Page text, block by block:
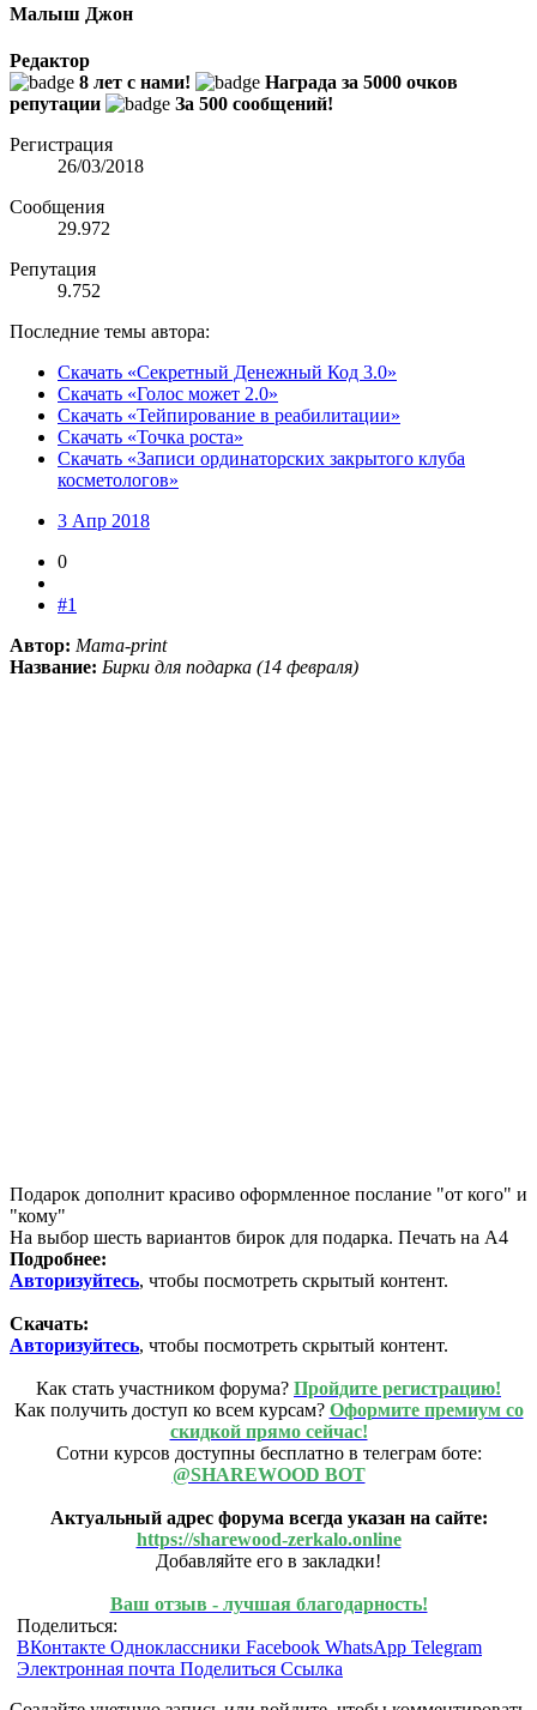
Малыш Джон
Редактор
8 лет с нами!
Награда за 5000 очков
репутации
За 500 сообщений!
Регистрация
26/03/2018
Сообщения
29.972
Репутация
9.752
Последние темы автора:
Скачать «Секретный Денежный Код 3.0»
Скачать «Голос может 2.0»
Скачать «Тейпирование в реабилитации»
Скачать «Точка роста»
Скачать «Записи ординаторских закрытого клуба
косметологов»
3 Апр 2018
0
#1
Автор: Mama-print
Название: Бирки для подарка (14 февраля)
Подарок дополнит красиво оформленное послание "от кого" и
"кому"
На выбор шесть вариантов бирок для подарка. Печать на А4
Подробнее:
Авторизуйтесь, чтобы посмотреть скрытый контент.
Скачать:
Авторизуйтесь, чтобы посмотреть скрытый контент.
Как стать участником форума? Пройдите регистрацию!
Как получить доступ ко всем курсам? Оформите премиум со
скидкой прямо сейчас!
Сотни курсов доступны бесплатно в телеграм боте:
@SHAREWOOD BOT
Актуальный адрес форума всегда указан на сайте:
https://sharewood-zerkalo.online
Добавляйте его в закладки!
Ваш отзыв - лучшая благодарность!
Поделиться:
ВКонтакте Одноклассники Facebook WhatsApp Telegram
Электронная почта Поделиться Ссылка